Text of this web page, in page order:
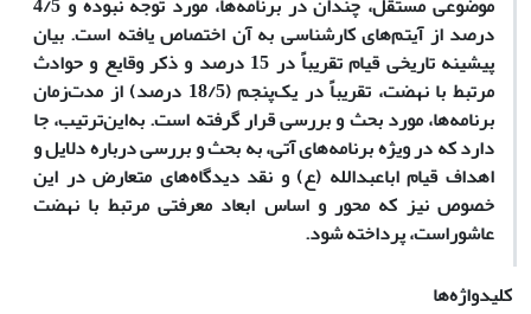
درصد از آیتم‌های کارشناسی به آن اختصاص ‌یافته است. بیان
پیشینه تاریخی قیام تقریباً در 15 درصد و ذکر وقایع و حوادث
مرتبط با نهضت، تقریباً در یک‌پنجم (18/5 درصد) از مدت‌زمان
برنامه‌ها، مورد بحث و بررسی قرار گرفته است. به‌این‌ترتیب، جا
دارد که در ویژه برنامه‌های آتی، به بحث و بررسی درباره دلایل و
اهداف قیام اباعبدالله (ع) و نقد دیدگاه‌های متعارض در این
خصوص نیز که محور و اساس ابعاد معرفتی مرتبط با نهضت
عاشوراست، پرداخته شود.
کلیدواژه‌ها